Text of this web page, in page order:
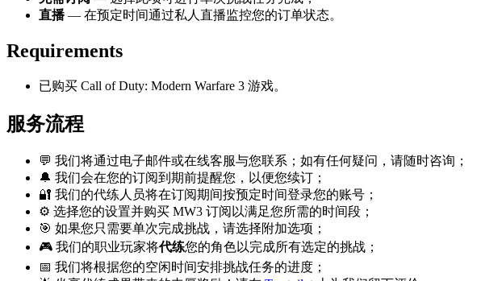
直播— 在预定时间通过私人直播监控您的订单状态。
Requirements
已购买 Call of Duty: Modern Warfare 3 游戏。
服务流程
💬 我们将通过电子邮件或在线客服与您联系；如有任何疑问，请随时咨询；
🔔 我们会在您的订阅到期前提醒您，以便您续订；
🔐 我们的代练人员将在订阅期间按预定时间登录您的账号；
⚙️ 选择您的设置并购买 MW3 订阅以满足您所需的时间段；
🎯 如果您只需要单次完成挑战，请选择附加选项；
🎮 我们的职业玩家将代练您的角色以完成所有选定的挑战；
📅 我们将根据您的空闲时间安排挑战任务的进度；